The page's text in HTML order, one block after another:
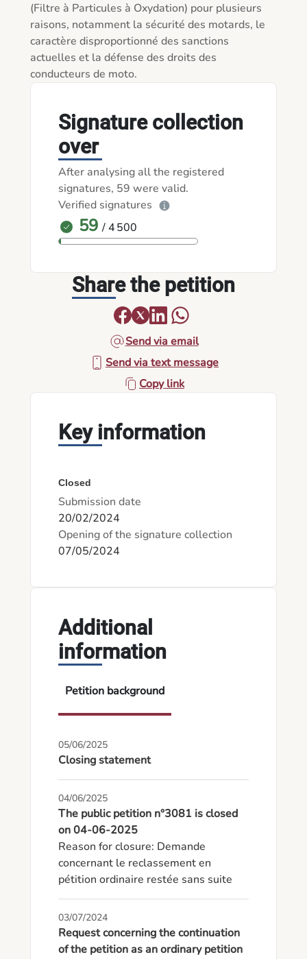
(Filtre à Particules à Oxydation) pour plusieurs
raisons, notamment la sécurité des motards, le
caractère disproportionné des sanctions
actuelles et la défense des droits des
conducteurs de moto.
Signature collection
over
After analysing all the registered
signatures, 59 were valid.
Verified signatures
59 / 4 500
Share the petition
Send via email
Send via text message
Copy link
Key information
Closed
Submission date
20/02/2024
Opening of the signature collection
07/05/2024
Additional
information
Petition background
05/06/2025
Closing statement
04/06/2025
The public petition n°3081 is closed
on 04-06-2025
Reason for closure: Demande
concernant le reclassement en
pétition ordinaire restée sans suite
03/07/2024
Request concerning the continuation
of the petition as an ordinary petition